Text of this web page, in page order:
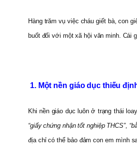
Hàng trăm vụ việc cháu giết bà, con
buốt đối với một xã hội văn minh. Cái
1. Một nền giáo dục thiếu
Khi nền giáo dục luôn ở trạng thái
“giấy chứng nhận tốt nghiệp THCS”,
địa chỉ có thể bảo đảm con em mình